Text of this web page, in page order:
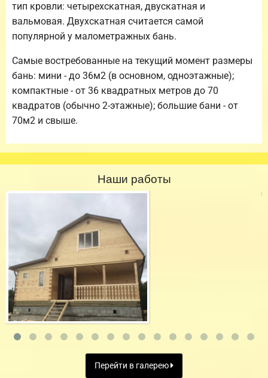
тип кровли: четырехскатная, двускатная и
вальмовая. Двухскатная считается самой
популярной у малометражных бань.
Самые востребованные на текущий момент размеры
бань: мини - до 36м2 (в основном, одноэтажные);
компактные - от 36 квадратных метров до 70
квадратов (обычно 2-этажные); большие бани - от
70м2 и свыше.
Наши работы
Перейти в галерею